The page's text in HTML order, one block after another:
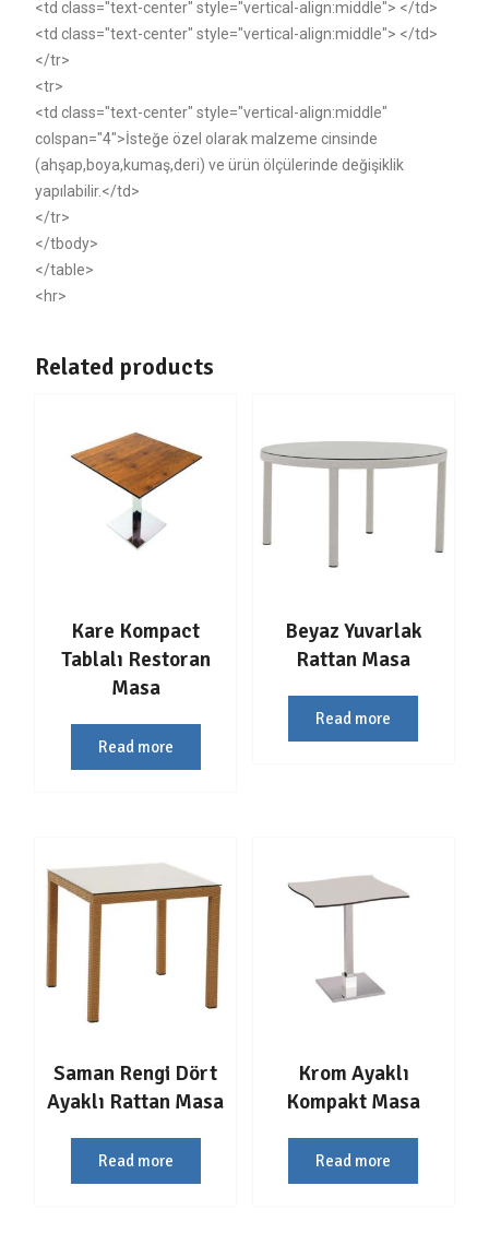
<td class="text-center" style="vertical-align:middle"> </td>
<td class="text-center" style="vertical-align:middle"> </td>
</tr>
<tr>
<td class="text-center" style="vertical-align:middle"
colspan="4">İsteğe özel olarak malzeme cinsinde
(ahşap,boya,kumaş,deri) ve ürün ölçülerinde değişiklik
yapılabilir.</td>
</tr>
</tbody>
</table>
<hr>
Related products
Kare Kompact
Tablalı Restoran
Masa
Read more
Beyaz Yuvarlak
Rattan Masa
Read more
Saman Rengi Dört
Ayaklı Rattan Masa
Read more
Krom Ayaklı
Kompakt Masa
Read more